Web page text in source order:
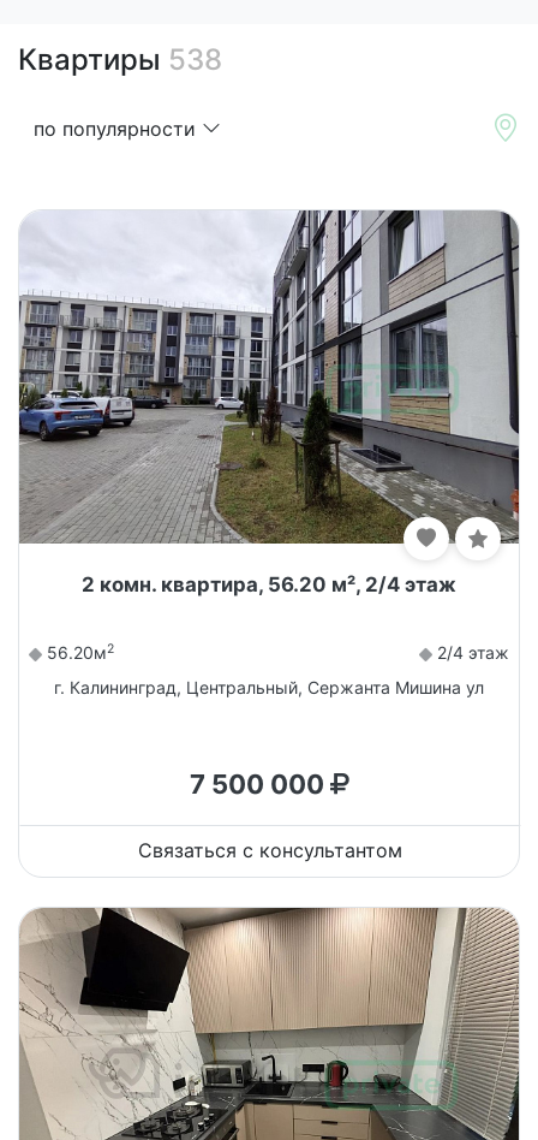
Квартиры 538
по популярности
2 комн. квартира, 56.20 м², 2/4 этаж
56.20м2
2/4 этаж
г. Калининград, Центральный, Сержанта Мишина ул
7 500 000
Связаться с консультантом